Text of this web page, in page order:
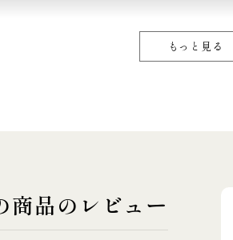
もっと見る
商品のレビュー